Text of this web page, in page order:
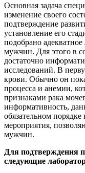
Основная задача
изменение своего
подтверждение
установление его
подобрано
мужчин. Для этого в
достаточно
исследований. В
крови. Обычно он
процесса и анемии,
признаками рака
информативность,
обязательном
мероприятия,
мужчин.
Для подтверждения
следующие